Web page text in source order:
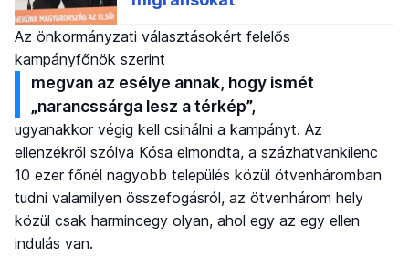
Az önkormányzati választásokért felelős
kampányfőnök szerint
megvan az esélye annak, hogy ismét
„narancssárga lesz a térkép”,
ugyanakkor végig kell csinálni a kampányt. Az
ellenzékről szólva Kósa elmondta, a százhatvankilenc
10 ezer főnél nagyobb település közül ötvenháromban
tudni valamilyen összefogásról, az ötvenhárom hely
közül csak harmincegy olyan, ahol egy az egy ellen
indulás van.